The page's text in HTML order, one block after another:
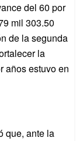
del 60 por
mil 303.50
de la segunda
la
años estuvo en
que, ante la